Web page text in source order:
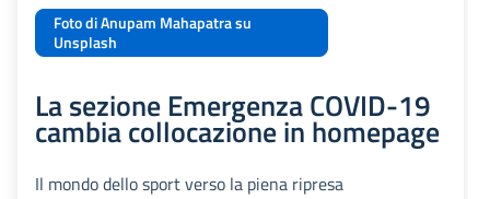
Foto di Anupam Mahapatra su
Unsplash
La sezione Emergenza COVID-19
cambia collocazione in homepage
Il mondo dello sport verso la piena ripresa